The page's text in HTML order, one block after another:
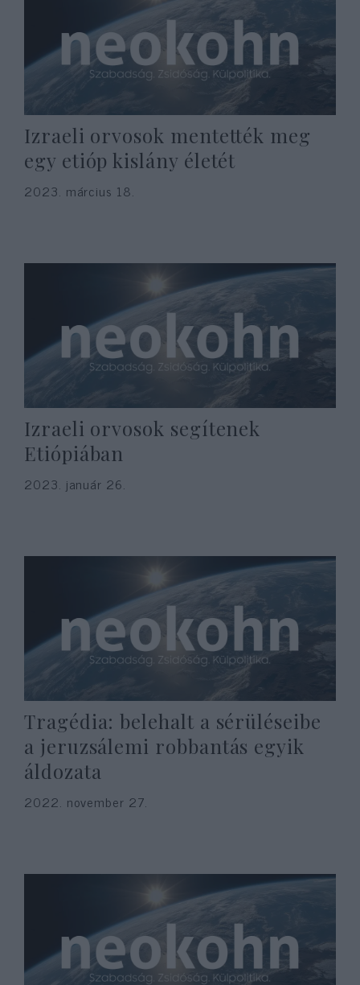
Izraeli orvosok mentették meg
egy etióp kislány életét
2023. március 18.
Izraeli orvosok segítenek
Etiópiában
2023. január 26.
Tragédia: belehalt a sérüléseibe
a jeruzsálemi robbantás egyik
áldozata
2022. november 27.